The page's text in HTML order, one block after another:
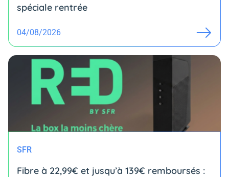
spéciale rentrée
04/08/2026
SFR
Fibre à 22,99€ et jusqu’à 139€ remboursés :